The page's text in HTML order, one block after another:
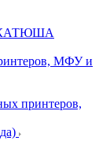
КАТЮША
МФУ и
принтеров,